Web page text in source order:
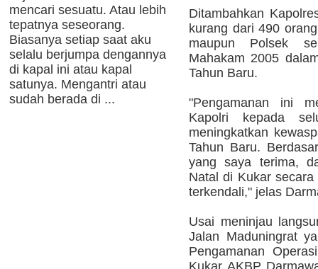
mencari sesuatu. Atau lebih
tepatnya seseorang.
Biasanya setiap saat aku
selalu berjumpa dengannya
di kapal ini atau kapal
satunya. Mengantri atau
sudah berada di ...
Ditambahkan
kurang dari 490
maupun Polsek
Mahakam 2005
Tahun Baru.
"Pengamanan ini
Kapolri kepada
meningkatkan
Tahun Baru.
yang saya terima,
Natal di Kukar
terkendali," jelas
Usai meninjau
Jalan Maduningrat
Pengamanan